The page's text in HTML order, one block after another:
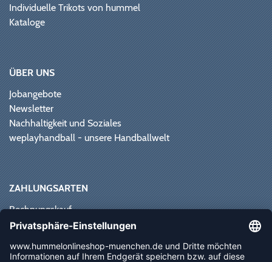
Individuelle Trikots von hummel
Kataloge
ÜBER UNS
Jobangebote
Newsletter
Nachhaltigkeit und Soziales
weplayhandball - unsere Handballwelt
ZAHLUNGSARTEN
Rechnungskauf
Paypal
Vorkasse